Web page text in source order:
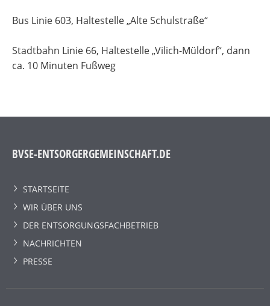
Bus Linie 603, Haltestelle „Alte Schulstraße“
Stadtbahn Linie 66, Haltestelle „Vilich-Müldorf“, dann
ca. 10 Minuten Fußweg
BVSE-ENTSORGERGEMEINSCHAFT.DE
STARTSEITE
WIR ÜBER UNS
DER ENTSORGUNGSFACHBETRIEB
NACHRICHTEN
PRESSE